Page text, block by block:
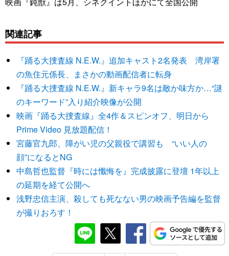
関連記事
『踊る大捜査線 N.E.W.』追加キャスト2名発表 湾岸署
の魚住元係長、まさかの動画配信者に転身
『踊る大捜査線 N.E.W.』新キャラ9名は敵か味方か…“謎
のキーワード”入り紹介映像が公開
映画『踊る大捜査線』全4作＆スピンオフ、明日から
Prime Video 見放題配信！
宮藤官九郎、障がい児の父親役で講習も “いい人の
顔”になるとNG
中島哲也監督『時には懺悔を』完成披露に登壇 1年以上
の延期を経て公開へ
浅野忠信主演、殺しても死なない男の映画予告編を監督
が撮りおろす！